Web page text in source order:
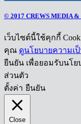
© 2017 CREWS MEDIA
เว็บไซต์นี้ใช้คุกกี้
คุณ ดูนโยบายความเ
ยืนยัน เพื่อยอมรับนโย
ส่วนตัว
ตั้งค่า ยืนยัน
Close